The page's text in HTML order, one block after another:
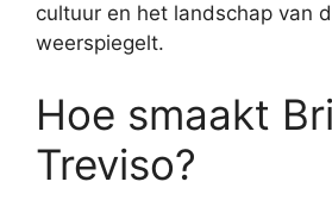
cultuur en het landschap van
weerspiegelt.
Hoe smaakt
Treviso?